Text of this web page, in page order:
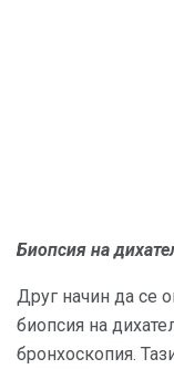
Биопсия на
Друг начин да се
биопсия на
бронхоскопия.